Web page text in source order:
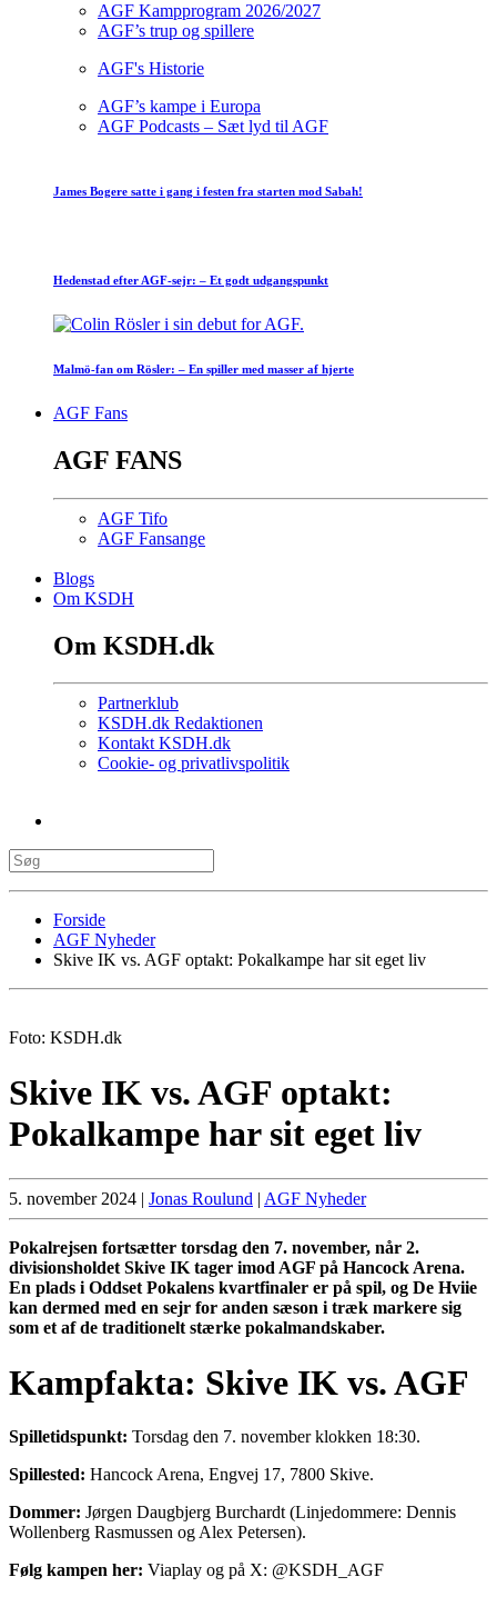
AGF Kampprogram 2026/2027
AGF’s trup og spillere
AGF's Historie
AGF’s kampe i Europa
AGF Podcasts – Sæt lyd til AGF
James Bogere satte i gang i festen fra starten mod Sabah!
Hedenstad efter AGF-sejr: – Et godt udgangspunkt
Malmö-fan om Rösler: – En spiller med masser af hjerte
AGF Fans
AGF FANS
AGF Tifo
AGF Fansange
Blogs
Om KSDH
Om KSDH.dk
Partnerklub
KSDH.dk Redaktionen
Kontakt KSDH.dk
Cookie- og privatlivspolitik
Forside
AGF Nyheder
Skive IK vs. AGF optakt: Pokalkampe har sit eget liv
Foto: KSDH.dk
Skive IK vs. AGF optakt:
Pokalkampe har sit eget liv
5. november 2024 | Jonas Roulund | AGF Nyheder
Pokalrejsen fortsætter torsdag den 7. november, når 2.
divisionsholdet Skive IK tager imod AGF på Hancock Arena.
En plads i Oddset Pokalens kvartfinaler er på spil, og De Hviie
kan dermed med en sejr for anden sæson i træk markere sig
som et af de traditionelt stærke pokalmandskaber.
Kampfakta: Skive IK vs. AGF
Spilletidspunkt: Torsdag den 7. november klokken 18:30.
Spillested: Hancock Arena, Engvej 17, 7800 Skive.
Dommer: Jørgen Daugbjerg Burchardt (Linjedommere: Dennis
Wollenberg Rasmussen og Alex Petersen).
Følg kampen her: Viaplay og på X: @KSDH_AGF